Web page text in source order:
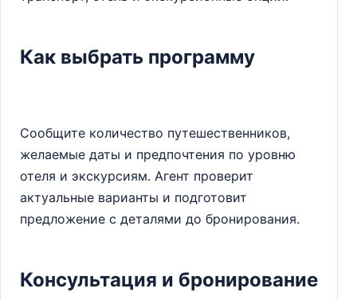
Как выбрать программу
Сообщите количество путешественников,
желаемые даты и предпочтения по уровню
отеля и экскурсиям. Агент проверит
актуальные варианты и подготовит
предложение с деталями до бронирования.
Консультация и бронирование